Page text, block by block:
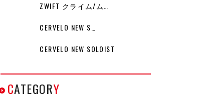
ZWIFT クライム/ム…
CERVELO NEW S…
CERVELO NEW SOLOIST
CATEGORY